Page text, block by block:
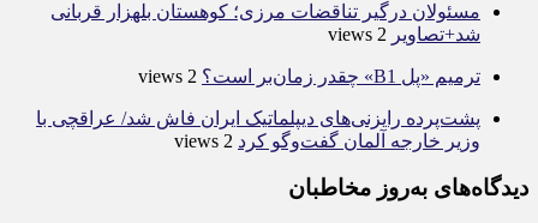
مسئولان درگیر تناقضات مرزی؛ کوهستان بلهزار قربانی
شد+تصاویر 2 views
ترمیم «پل B1» چقدر زمان‌بر است؟ 2 views
پشت‌پرده رایزنی‌های دیپلماتیک ایران فاش شد/ عراقچی با
وزیر خارجه آلمان گفت‌و‌گو کرد 2 views
دیدگاه‌های به‌روز مخاطبان